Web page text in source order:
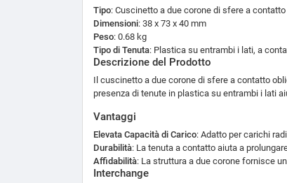
Tipo: Cuscinetto a due corone di sfere a
Dimensioni: 38 x 73 x 40 mm
Peso: 0.68 kg
Tipo di Tenuta: Plastica su entrambi i lati, a
Descrizione del Prodotto
Il cuscinetto a due corone di sfere a contatto
presenza di tenute in plastica su entrambi i lati
Vantaggi
Elevata Capacità di Carico: Adatto per carichi
Durabilità: La tenuta a contatto aiuta a
Affidabilità: La struttura a due corone fornisce
Interchange